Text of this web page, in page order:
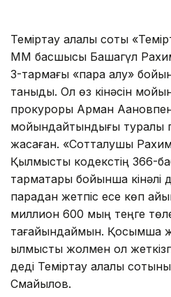
Теміртау қалалық соты
ММ басшысы Бақшагүл
3-тармағы «пара алу»
таныды. Ол өз кінәсін
прокуроры Арман Ақановпен
мойындайтындығы туралы
жасаған. «Сотталушы
Қылмыстық кодекстің 366-
тармақтары бойынша кінәлі
парадан жетпіс есе көп
миллион 600 мың теңге
тағайындаймын. Қосымша
қылмыстық жолмен қол
деді Теміртау қалалық
Смайылов.